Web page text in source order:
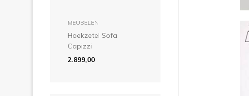
in winkelmandje
MEUBELEN
Hoekzetel Sofa
Capizzi
2.899,00
Vorige